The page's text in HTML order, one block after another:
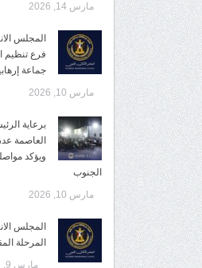
مارس 14, 2026
المجلس
فرع تنظيم
جماعة
مارس 10, 2026
برعاية
العاصمة
ويؤكد
الجنوب
مارس 10, 2026
المجلس
المرحلة
مارس 9, 2026